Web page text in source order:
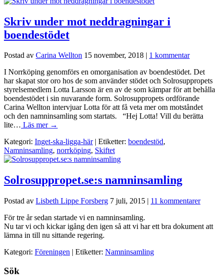
Skriv under mot neddragningar i
boendestödet
Postad av Carina Wellton 15 november, 2018
1 kommentar
I Norrköping genomförs en omorganisation av boendestödet. Det
har skapat stor oro hos de som använder stödet och Solrosuppropets
styrelsemedlem Lotta Larsson är en av de som kämpar för att behålla
boendestödet i sin nuvarande form. Solrosuppropets ordförande
Carina Wellton intervjuar Lotta för att få veta mer om motståndet
och den namninsamling som startats. “Hej Lotta! Vill du berätta
lite… Läs mer →
Kategori: Inget-ska-ligga-här | Etiketter: boendestöd,
Namninsamling, norrköping, Skiftet
Solrosuppropet.se:s namninsamling
Postad av Lisbeth Lippe Forsberg 7 juli, 2015 | 11 kommentarer
För tre år sedan startade vi en namninsamling.
Nu tar vi och kickar igång den igen så att vi har ett bra dokument att
lämna in till nu sittande regering.
Kategori: Föreningen | Etiketter: Namninsamling
Sök